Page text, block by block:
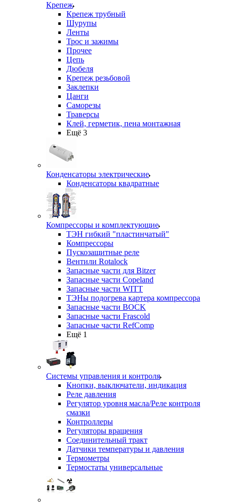
Крепеж
Крепеж трубный
Шурупы
Ленты
Трос и зажимы
Прочее
Цепь
Дюбеля
Крепеж резьбовой
Заклепки
Цанги
Саморезы
Траверсы
Клей, герметик, пена монтажная
Ещё 3
Конденсаторы электрические
Конденсаторы квадратные
Компрессоры и комплектующие
ТЭН гибкий "пластинчатый"
Компрессоры
Пускозащитные реле
Вентили Rotalock
Запасные части для Bitzer
Запасные части Copeland
Запасные части WITT
ТЭНы подогрева картера компрессора
Запасные части BOCK
Запасные части Frascold
Запасные части RefComp
Ещё 1
Системы управления и контроля
Кнопки, выключатели, индикация
Реле давления
Регулятор уровня масла/Реле контроля
смазки
Контроллеры
Регуляторы вращения
Соединительный тракт
Датчики температуры и давления
Термометры
Термостаты универсальные